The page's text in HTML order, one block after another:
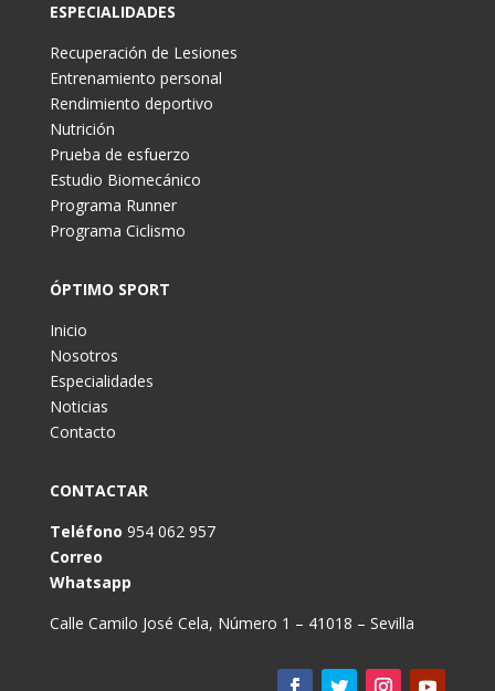
ESPECIALIDADES
Recuperación de Lesiones
Entrenamiento personal
Rendimiento deportivo
Nutrición
Prueba de esfuerzo
Estudio Biomecánico
Programa Runner
Programa Ciclismo
ÓPTIMO SPORT
Inicio
Nosotros
Especialidades
Noticias
Contacto
CONTACTAR
Teléfono 954 062 957
Correo
Whatsapp
Calle Camilo José Cela, Número 1 – 41018 – Sevilla